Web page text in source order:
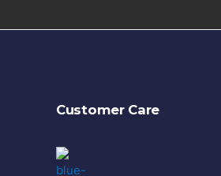
Customer Care